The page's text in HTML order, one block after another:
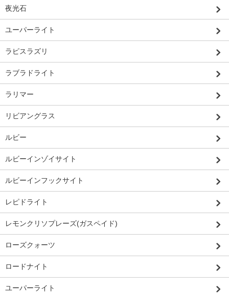
夜光石
ユーパーライト
ラピスラズリ
ラブラドライト
ラリマー
リビアングラス
ルビー
ルビーインゾイサイト
ルビーインフックサイト
レピドライト
レモンクリソプレーズ(ガスペイド)
ローズクォーツ
ロードナイト
ユーパーライト